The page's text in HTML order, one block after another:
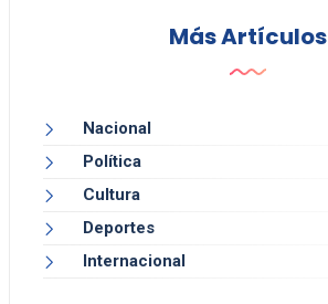
Más Artículos
Nacional
Política
Cultura
Deportes
Internacional